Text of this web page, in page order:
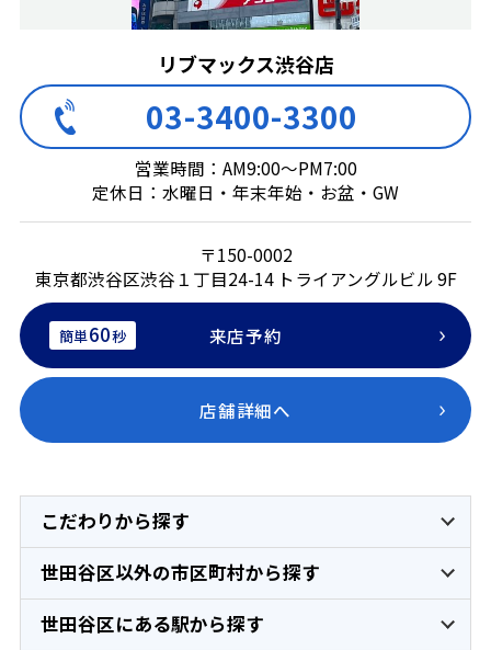
リブマックス渋谷店
03-3400-3300
営業時間：AM9:00～PM7:00
定休日：水曜日・年末年始・お盆・GW
〒150-0002
東京都渋谷区渋谷１丁目24-14 トライアングルビル 9F
簡単60秒 来店予約
店舗詳細へ
こだわりから探す
世田谷区以外の市区町村から探す
世田谷区にある駅から探す